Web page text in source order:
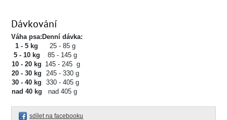
Dávkování
Váha psa: Denní dávka:
1 - 5 kg
25 - 85 g
5 - 10 kg
85 - 145 g
10 - 20 kg 145 - 245 g
20 - 30 kg
245 - 330 g
30 - 40 kg
330 - 405 g
nad 40 kg
nad 405 g
sdílet na facebooku